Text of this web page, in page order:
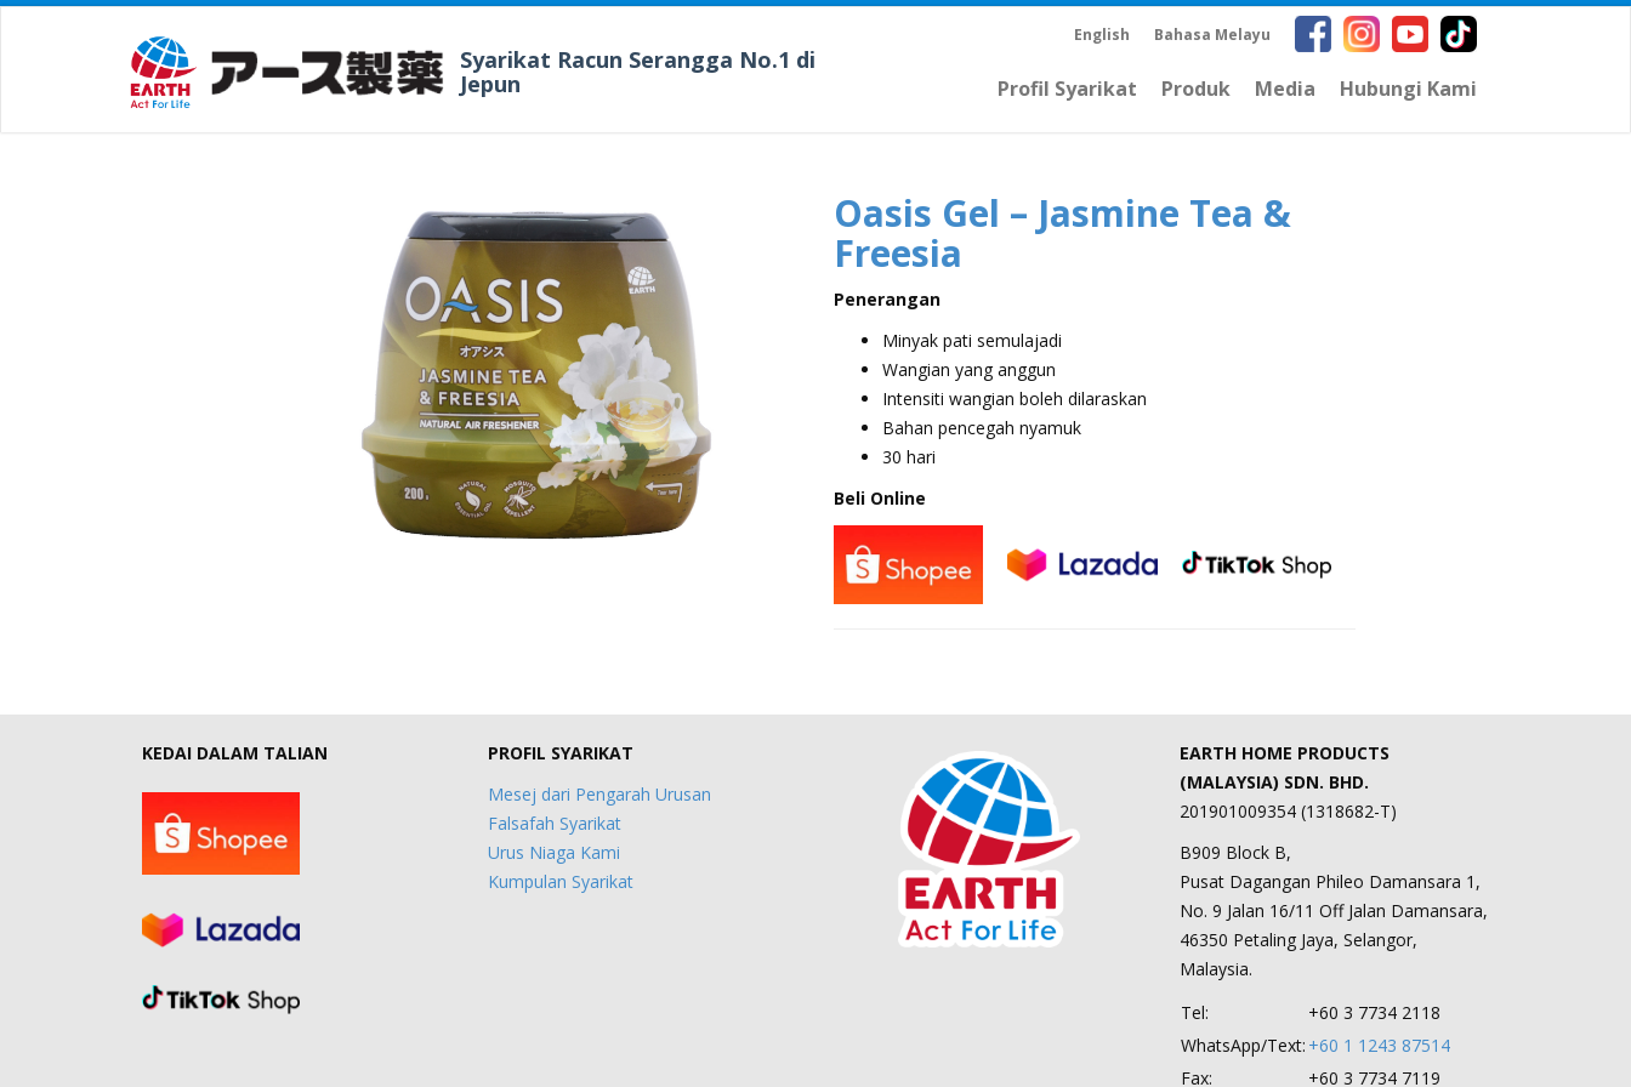
Syarikat Racun Serangga No.1 di
Jepun
English Bahasa Melayu
Profil Syarikat Produk Media Hubungi Kami
Oasis Gel – Jasmine Tea &
Freesia
Penerangan
Minyak pati semulajadi
Wangian yang anggun
Intensiti wangian boleh dilaraskan
Bahan pencegah nyamuk
30 hari
Beli Online
KEDAI DALAM TALIAN
PROFIL SYARIKAT
Mesej dari Pengarah Urusan
Falsafah Syarikat
Urus Niaga Kami
Kumpulan Syarikat
EARTH HOME PRODUCTS
(MALAYSIA) SDN. BHD.
201901009354 (1318682-T)
B909 Block B,
Pusat Dagangan Phileo Damansara 1,
No. 9 Jalan 16/11 Off Jalan Damansara,
46350 Petaling Jaya, Selangor,
Malaysia.
Tel:
+60 3 7734 2118
WhatsApp/Text: +60 1 1243 87514
Fax:
+60 3 7734 7119